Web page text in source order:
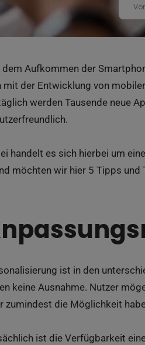
dem Aufkommen der
mit der Entwicklung von
werden Tausende neue
handelt es sich hierbei um
möchten wir hier 5 Tipps
ist in den
keine Ausnahme. Nutzer
zumindest die Möglichkeit
ist die Verfügbarkeit